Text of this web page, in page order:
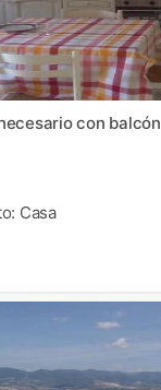
con balcón
Casa